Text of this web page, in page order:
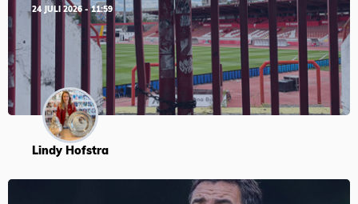
24 JULI 2026 - 11:59
Lindy Hofstra